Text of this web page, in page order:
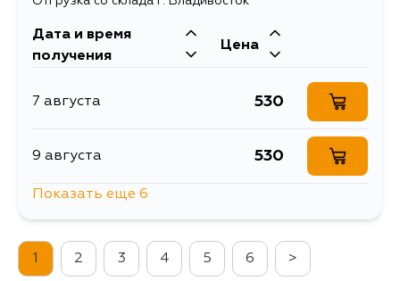
Дата и время
получения
Цена
7 августа 530
9 августа 530
13 августа
Показать еще 6
1 2 3 4 5 6 >